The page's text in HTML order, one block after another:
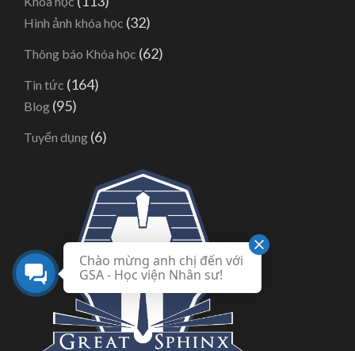
Hình ảnh khóa học (32)
Thông báo Khóa học (62)
Tin tức (164)
Blog (95)
Tuyển dụng (6)
Chào mừng anh chị đến với
GSA - Học viện Nhân sư!